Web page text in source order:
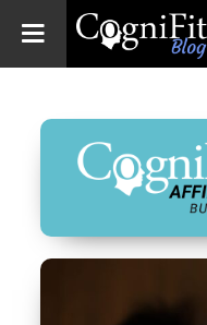
Blog: Brain
Health
News
Brain Training,
Mental Health, and
Wellness